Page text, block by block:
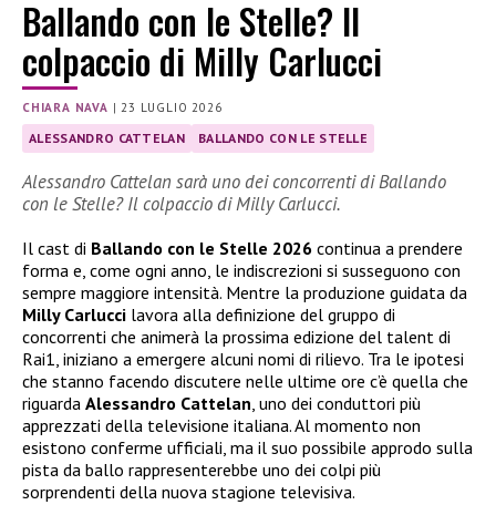
Ballando con le Stelle? Il
colpaccio di Milly Carlucci
CHIARA NAVA | 23 LUGLIO 2026
ALESSANDRO CATTELAN BALLANDO CON LE STELLE
Alessandro Cattelan sarà uno dei concorrenti di Ballando
con le Stelle? Il colpaccio di Milly Carlucci.
Il cast di Ballando con le Stelle 2026 continua a prendere
forma e, come ogni anno, le indiscrezioni si susseguono con
sempre maggiore intensità. Mentre la produzione guidata da
Milly Carlucci lavora alla definizione del gruppo di
concorrenti che animerà la prossima edizione del talent di
Rai1, iniziano a emergere alcuni nomi di rilievo. Tra le ipotesi
che stanno facendo discutere nelle ultime ore c’è quella che
riguarda Alessandro Cattelan, uno dei conduttori più
apprezzati della televisione italiana. Al momento non
esistono conferme ufficiali, ma il suo possibile approdo sulla
pista da ballo rappresenterebbe uno dei colpi più
sorprendenti della nuova stagione televisiva.